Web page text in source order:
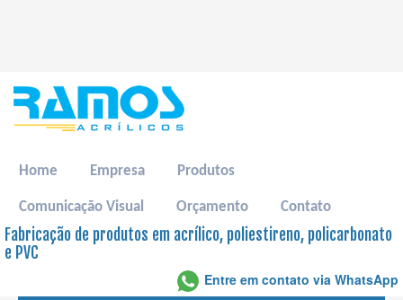
Home Empresa Produtos
Comunicação Visual Orçamento Contato
Fabricação de produtos em acrílico, poliestireno, policarbonato
e PVC
Entre em contato via WhatsApp